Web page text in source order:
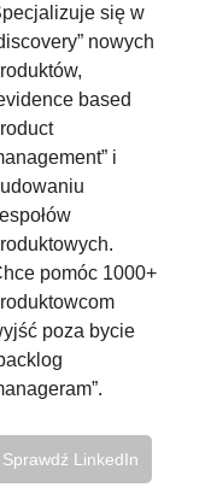
się w
nowych
based
i
pomóc 1000+
poza bycie
Sprawdź LinkedIn